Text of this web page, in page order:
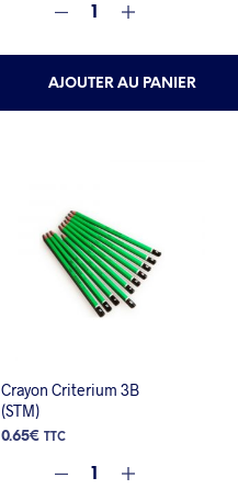
AJOUTER AU PANIER
Crayon Criterium 3B
(STM)
0.65€ TTC